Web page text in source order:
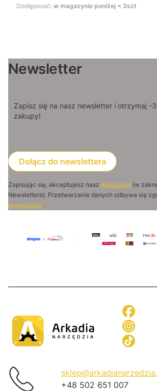
Dostępność: w magazynie poniżej < 3szt
Newsletter
Zapisz się na nasz newsletter i otrzymaj -
zakupy!
Dołącz do newslettera
Zapisując się, akceptujesz nasz Regulamin (w
Newslettera). Przetwarzanie danych odbywa się
prywatności.
+48 502 651 007